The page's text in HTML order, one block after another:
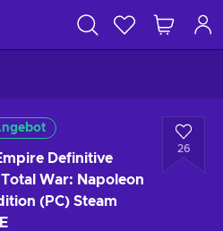
Definitive
War: Napoleon
(PC) Steam
26